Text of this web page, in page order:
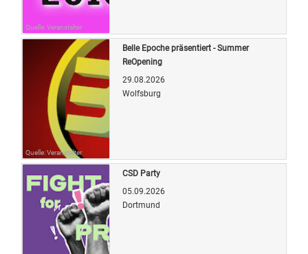
Quelle: Veranstalter
Quelle: Veranstalter
Belle Epoche präsentiert - Summer
ReOpening
29.08.2026
Wolfsburg
CSD Party
05.09.2026
Dortmund